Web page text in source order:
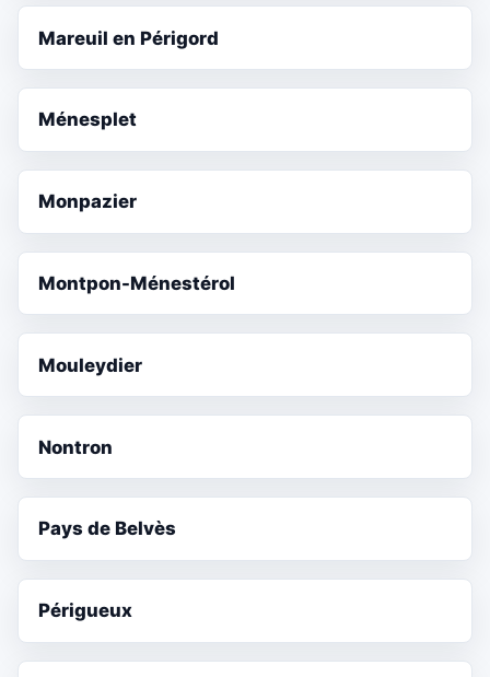
Mareuil en Périgord
Ménesplet
Monpazier
Montpon-Ménestérol
Mouleydier
Nontron
Pays de Belvès
Périgueux